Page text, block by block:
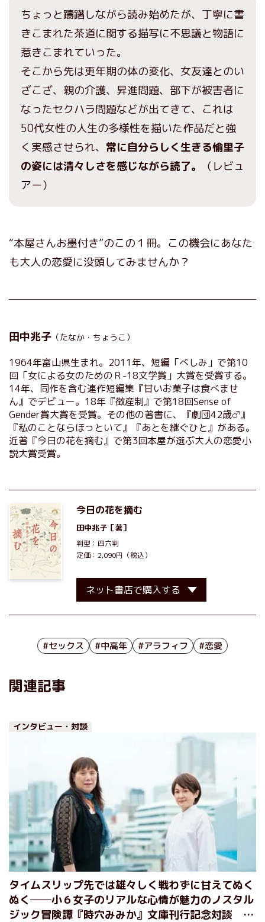
ちょっと躊躇しながら読み始めたが、丁寧に書
きこまれた茶道に関する描写に不思議と物語に
惹きこまれていった。
そこから先は更年期の体の変化、女友達とのい
ざこざ、親の介護、昇進問題、部下が被害者に
なったセクハラ問題などが出てきて、これは
50代女性の人生の多様性を描いた作品だと強
く実感させられ、 常に自分らしく生きる愉里子
の姿には清々しさを感じながら読了。
（レビュ
アー）
“本屋さんお墨付き”のこの１冊。この機会にあなた
も大人の恋愛に没頭してみませんか？
田中兆子 （たなか・ちょうこ）
1964年富山県生まれ。2011年、短編「べしみ」で第10
回「女による女のためのＲ-18文学賞」大賞を受賞する。
14年、同作を含む連作短編集『甘いお菓子は食べませ
ん』でデビュー。18年『徴産制』で第18回Sense of
Gender賞大賞を受賞。その他の著書に、『劇団42歳♂』
『私のことならほっといて』『あとを継ぐひと』がある。
近著『今日の花を摘む』で第3回本屋が選ぶ大人の恋愛小
説大賞受賞。
今日の花を摘む
田中兆子 ［著］
判型：四六判
定価：2,090円（税込）
ネット書店で購入する
#セックス #中高年 #アラフィフ #恋愛
関連記事
インタビュー・対談
タイムスリップ先では雄々しく戦わずに甘えてぬく
ぬく──小６女子のリアルな心情が魅力のノスタル
ジック冒険譚『時穴みみか』文庫刊行記念対談 藤